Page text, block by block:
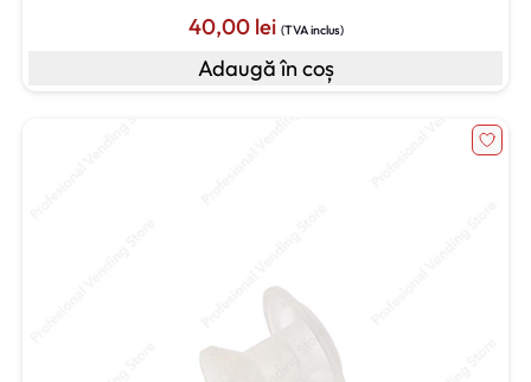
40,00 lei (TVA inclus)
Adaugă în coș